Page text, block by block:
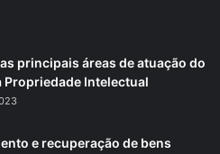
principais áreas de atuação do
Propriedade Intelectual
e recuperação de bens